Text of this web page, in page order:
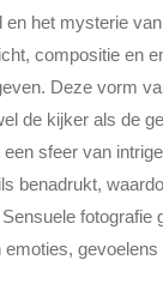
het mysterie
compositie en
Deze vorm
de kijker als de
sfeer van
benadrukt,
fotografie